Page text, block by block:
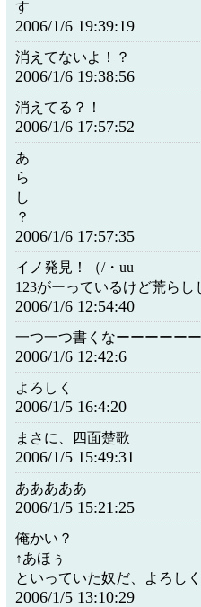
す
2006/1/6 19:39:19
消えてないよ！？
2006/1/6 19:38:56
消えてる？！
2006/1/6 17:57:52
あ
ら
し
？
2006/1/6 17:57:35
イノ発見！（/・uu|
123がーっているけど荒らし
2006/1/6 12:54:40
一つ一つ書くなーーーーー
2006/1/6 12:42:6
よろしく
2006/1/5 16:4:20
まさに、四面楚歌
2006/1/5 15:49:31
あああああ
2006/1/5 15:21:25
俺かい？
↑あほぅ
といっていた奴だ、よろし
2006/1/5 13:10:29